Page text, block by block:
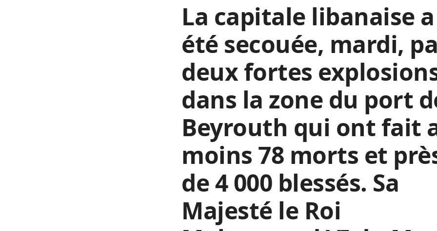
La capitale libanaise a
été secouée, mardi,
deux fortes
dans la zone du port
Beyrouth qui ont fait
moins 78 morts et
de 4 000 blessés. Sa
Majesté le Roi